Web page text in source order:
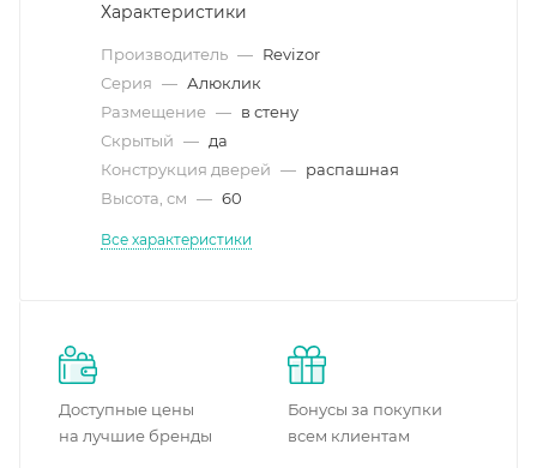
Характеристики
Производитель — Revizor
Серия — Алюклик
Размещение — в стену
Скрытый — да
Конструкция дверей — распашная
Высота, см — 60
Все характеристики
Доступные цены
на лучшие бренды
Бонусы за покупки
всем клиентам